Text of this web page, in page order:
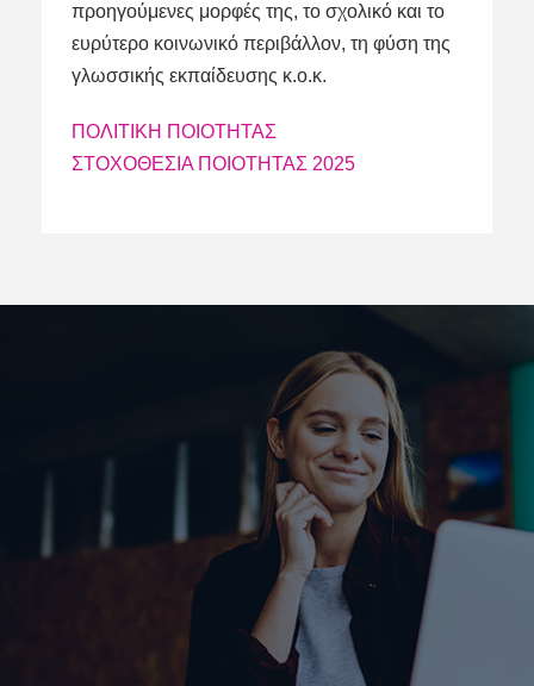
προηγούμενες μορφές της, το σχολικό και το
ευρύτερο κοινωνικό περιβάλλον, τη φύση της
γλωσσικής εκπαίδευσης κ.ο.κ.
ΠΟΛΙΤΙΚΗ ΠΟΙΟΤΗΤΑΣ
ΣΤΟΧΟΘΕΣΙΑ ΠΟΙΟΤΗΤΑΣ 2025